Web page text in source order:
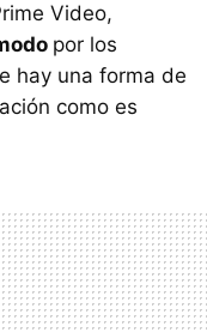
Video,
por los
hay una forma de
como es